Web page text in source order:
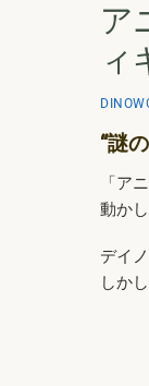
ア
ィ
“謎
「ア
動か
デイ
しか